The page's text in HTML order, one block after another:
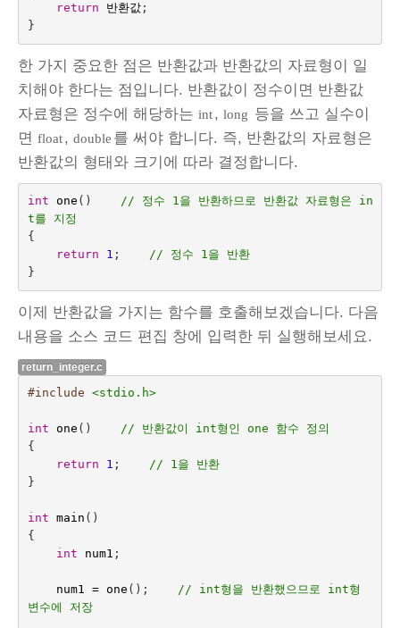
return
반환값;
}
한 가지 중요한 점은 반환값과 반환값의 자료형이 일
치해야 한다는 점입니다. 반환값이 정수이면 반환값
자료형은 정수에 해당하는 int, long 등을 쓰고 실수이
면 float, double 를 써야 합니다. 즉, 반환값의 자료형은
반환값의 형태와 크기에 따라 결정합니다.
int one () // 정수 1을 반환하므로 반환값 자료형은 in
t를 지정
{
return
1 ;
// 정수 1을 반환
}
이제 반환값을 가지는 함수를 호출해보겠습니다. 다음
내용을 소스 코드 편집 창에 입력한 뒤 실행해보세요.
return_integer.c
#include <stdio.h>
int one () // 반환값이 int형인 one 함수 정의
{
return
1 ; // 1을 반환
}
int main ()
{
int
num1 ;
num1 = one ();
// int형을 반환했으므로 int형
변수에 저장